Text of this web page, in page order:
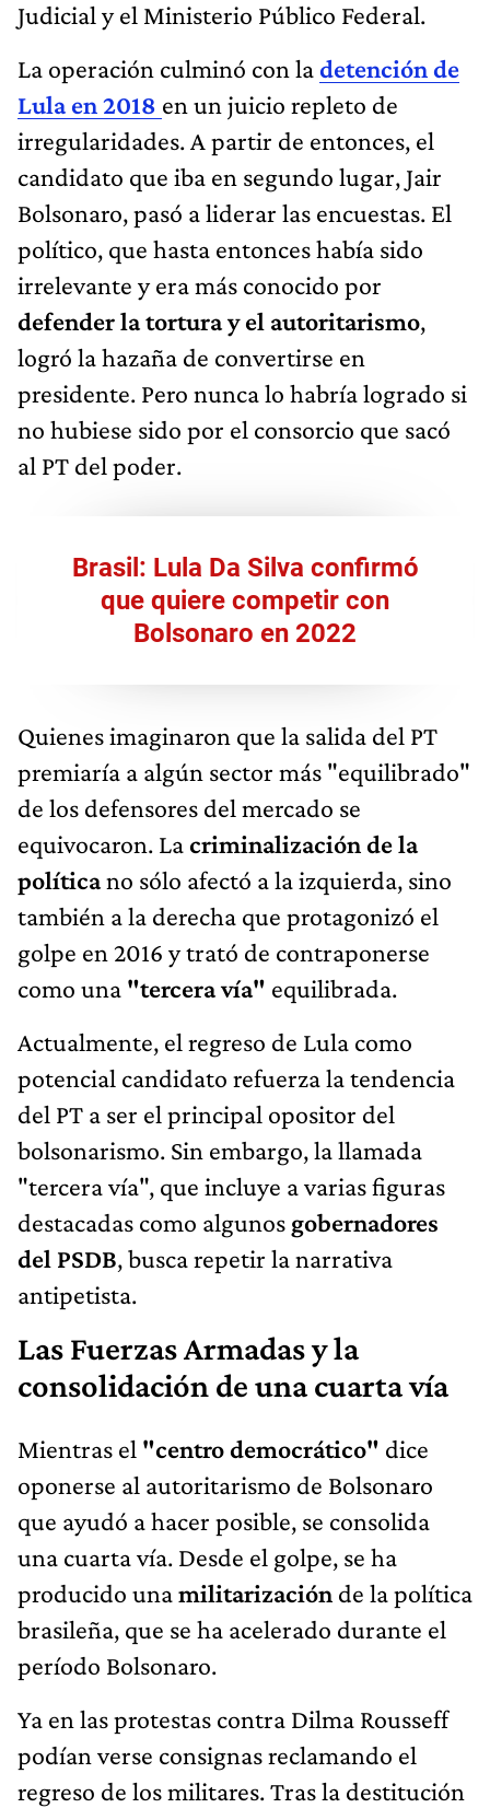
Judicial y el Ministerio Público Federal.
La operación culminó con ladetención de
Lula en 2018 en un juicio repleto de
irregularidades. A partir de entonces, el
candidato que iba en segundo lugar, Jair
Bolsonaro, pasó a liderar las encuestas. El
político, que hasta entonces había sido
irrelevante y era más conocido por
defender la tortura y el autoritarismo,
logró la hazaña de convertirse en
presidente. Pero nunca lo habría logrado si
no hubiese sido por el consorcio que sacó
al PT del poder.
Brasil: Lula Da Silva confirmó
que quiere competir con
Bolsonaro en 2022
Quienes imaginaron que la salida del PT
premiaría a algún sector más "equilibrado"
de los defensores del mercado se
equivocaron. Lacriminalización de la
políticano sólo afectó a la izquierda, sino
también a la derecha que protagonizó el
golpe en 2016 y trató de contraponerse
como una "tercera vía" equilibrada.
Actualmente, el regreso de Lula como
potencial candidato refuerza la tendencia
del PT a ser el principal opositor del
bolsonarismo. Sin embargo, la llamada
"tercera vía", que incluye a varias figuras
destacadas como algunos gobernadores
del PSDB, busca repetir la narrativa
antipetista.
Las Fuerzas Armadas y la
consolidación de una cuarta vía
Mientras el "centro democrático" dice
oponerse al autoritarismo de Bolsonaro
que ayudó a hacer posible, se consolida
una cuarta vía. Desde el golpe, se ha
producido unamilitarización de la política
brasileña, que se ha acelerado durante el
período Bolsonaro.
Ya en las protestas contra Dilma Rousseff
podían verse consignas reclamando el
regreso de los militares. Tras la destitución